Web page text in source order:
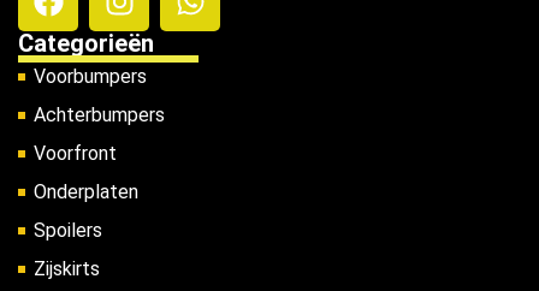
Categorieën
Voorbumpers
Achterbumpers
Voorfront
Onderplaten
Spoilers
Zijskirts